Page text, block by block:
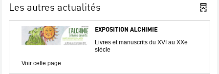
Les autres actualités
EXPOSITION ALCHIMIE
Livres et manuscrits du XVI au XXe
siècle
Voir cette page